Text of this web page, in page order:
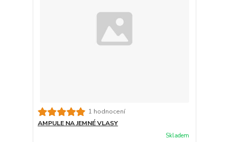
1 hodnocení
AMPULE NA JEMNÉ VLASY
Skladem